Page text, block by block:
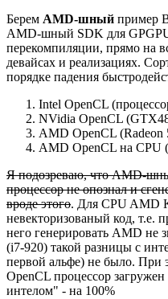
Берем AMD-шный пример
AMD-шный SDK для
перекомпиляции, прямо на
девайсах и реализациях.
порядке падения
Intel OpenCL
NVidia OpenCL
AMD OpenCL (Radeon
AMD OpenCL на CPU
Я подозреваю, что AMD-
процессор не опознал и
вроде этого. Для CPU AMD
невекторизованый код, т.е.
него генерировать AMD не
(i7-920) такой разницы с
первой альфе) не было.
OpenCL процессор загружен
интелом" - на 100%